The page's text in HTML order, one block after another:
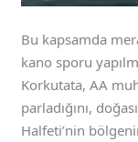
Bu kapsamda
kano sporu
Korkutata, AA
parladığını,
Halfeti’nin